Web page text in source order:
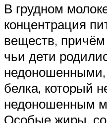
В грудном
концентрация
веществ,
чьи дети
белка, который
недоношенным
Особые жиры,